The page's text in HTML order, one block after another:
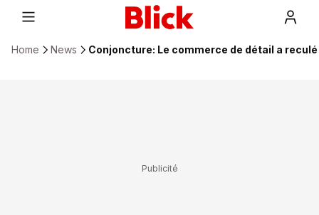
Home News Conjoncture: Le commerce de détail a